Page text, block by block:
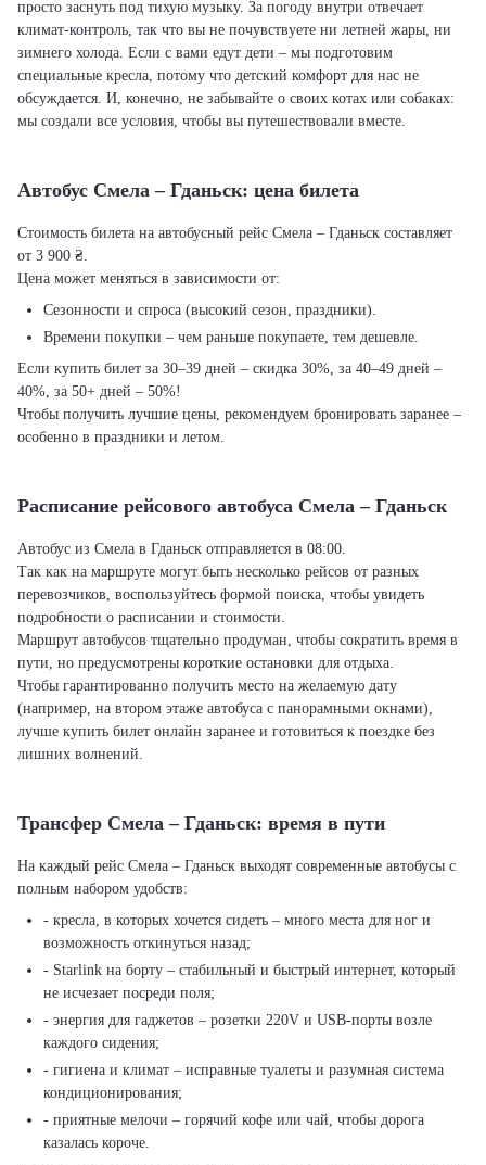
просто заснуть под тихую музыку. За погоду внутри отвечает
климат-контроль, так что вы не почувствуете ни летней жары, ни
зимнего холода. Если с вами едут дети – мы подготовим
специальные кресла, потому что детский комфорт для нас не
обсуждается. И, конечно, не забывайте о своих котах или собаках:
мы создали все условия, чтобы вы путешествовали вместе.
Автобус Смела – Гданьск: цена билета
Стоимость билета на автобусный рейс Смела – Гданьск составляет
от 3 900 ₴.
Цена может меняться в зависимости от:
Сезонности и спроса (высокий сезон, праздники).
Времени покупки – чем раньше покупаете, тем дешевле.
Если купить билет за 30–39 дней – скидка 30%, за 40–49 дней –
40%, за 50+ дней – 50%!
Чтобы получить лучшие цены, рекомендуем бронировать заранее –
особенно в праздники и летом.
Расписание рейсового автобуса Смела – Гданьск
Автобус из Смела в Гданьск отправляется в 08:00.
Так как на маршруте могут быть несколько рейсов от разных
перевозчиков, воспользуйтесь формой поиска, чтобы увидеть
подробности о расписании и стоимости.
Маршрут автобусов тщательно продуман, чтобы сократить время в
пути, но предусмотрены короткие остановки для отдыха.
Чтобы гарантированно получить место на желаемую дату
(например, на втором этаже автобуса с панорамными окнами),
лучше купить билет онлайн заранее и готовиться к поездке без
лишних волнений.
Трансфер Смела – Гданьск: время в пути
На каждый рейс Смела – Гданьск выходят современные автобусы с
полным набором удобств:
- кресла, в которых хочется сидеть – много места для ног и
возможность откинуться назад;
- Starlink на борту – стабильный и быстрый интернет, который
не исчезает посреди поля;
- энергия для гаджетов – розетки 220V и USB-порты возле
каждого сидения;
- гигиена и климат – исправные туалеты и разумная система
кондиционирования;
- приятные мелочи – горячий кофе или чай, чтобы дорога
казалась короче.